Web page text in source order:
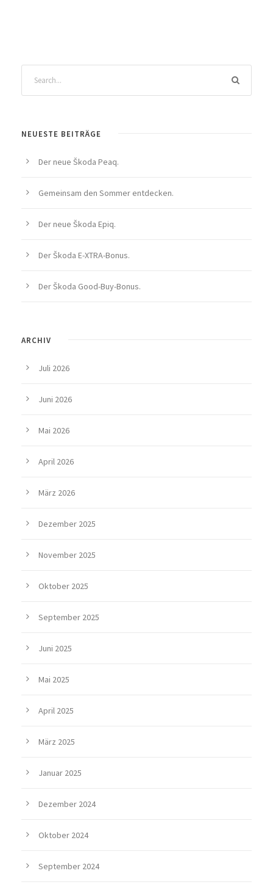
NEUESTE BEITRÄGE
Der neue Škoda Peaq.
Gemeinsam den Sommer entdecken.
Der neue Škoda Epiq.
Der Škoda E-XTRA-Bonus.
Der Škoda Good-Buy-Bonus.
ARCHIV
Juli 2026
Juni 2026
Mai 2026
April 2026
März 2026
Dezember 2025
November 2025
Oktober 2025
September 2025
Juni 2025
Mai 2025
April 2025
März 2025
Januar 2025
Dezember 2024
Oktober 2024
September 2024